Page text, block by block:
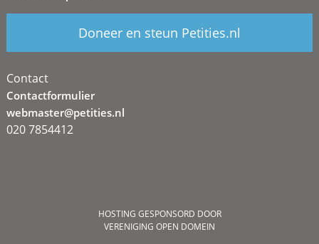
Doneer en steun Petities.nl
Contact
Contactformulier
webmaster@petities.nl
020 7854412
HOSTING GESPONSORD DOOR
VERENIGING OPEN DOMEIN